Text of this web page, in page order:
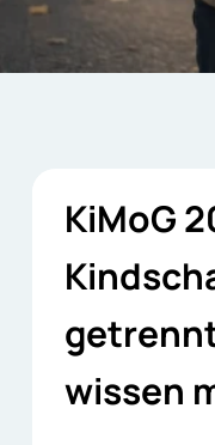
KiMoG
wissen